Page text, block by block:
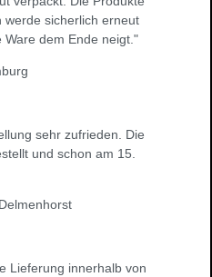
werde sicherlich erneut
Ware dem Ende neigt."
sehr zufrieden. Die
und schon am 15.
Lieferung innerhalb von